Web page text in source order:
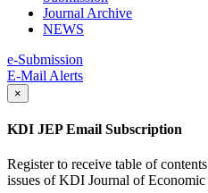
Journal Archive
NEWS
e-Submission
E-Mail Alerts
×
KDI JEP Email Subscription
Register to receive table of
issues of KDI Journal of